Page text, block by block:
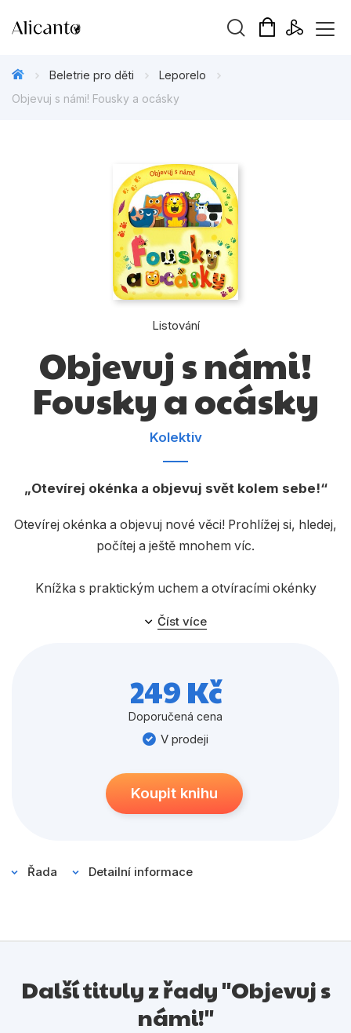
Připravujeme
Tipy redakce
Beletrie pro děti
Beletrie pro dospělé
Dárkové publikace
Dárkové zboží
Kalendáře
Komiks
Kuchařky
Populárně - naučné pro děti
Společnost, politika
Výchova a pedagogika
Všechny kategorie
Beletrie pro děti
Leporelo
Objevuj s námi! Fousky a ocásky
Listování
Objevuj s námi!
Fousky a ocásky
Kolektiv
Otevírej okénka a objevuj svět kolem sebe!
Otevírej okénka a objevuj nové věci! Prohlížej si, hledej,
počítej a ještě mnohem víc.
Knížka s praktickým uchem a otvíracími okénky
dovednosti i schopnost učit se nové pojmy.
Číst více
249 Kč
Doporučená cena
V prodeji
Koupit knihu
Řada Detailní informace
Další tituly z řady "Objevuj s
námi!"